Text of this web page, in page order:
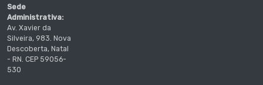
Sede
Administrativa:
Av. Xavier da
Silveira, 983. Nova
Descoberta, Natal
- RN. CEP 59056-
530